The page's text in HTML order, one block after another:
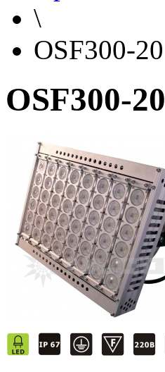
\
OSF300-20
OSF300-20